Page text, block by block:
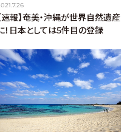
【速報】奄美・沖縄が世界自然遺産
！日本としては5件目の登録